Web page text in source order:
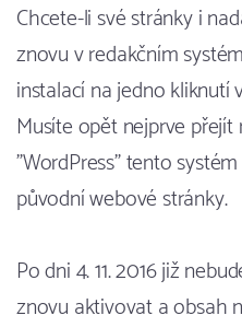
Chcete-li své stránky i
znovu v redakčním
instalací na jedno kliknutí
Musíte opět nejprve
"WordPress" tento
původní webové stránky.
Po dni 4. 11. 2016 již
znovu aktivovat a obsah